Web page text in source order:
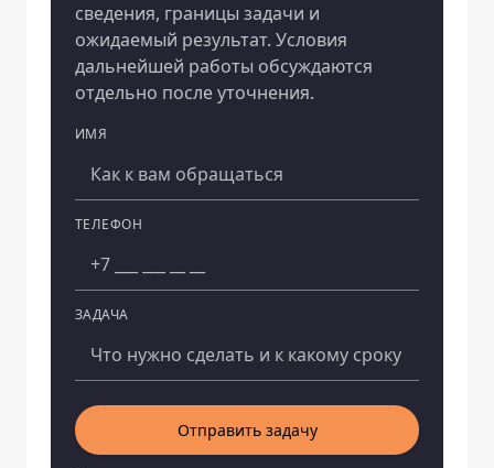
сведения, границы задачи и
ожидаемый результат. Условия
дальнейшей работы обсуждаются
отдельно после уточнения.
ИМЯ
ТЕЛЕФОН
ЗАДАЧА
Компания
Отправить задачу